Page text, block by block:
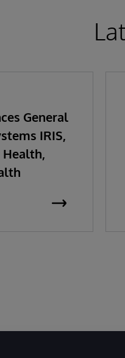
General
IRIS,
Health,